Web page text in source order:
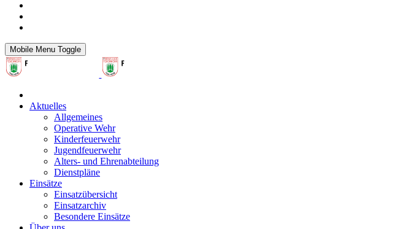
Mobile Menu Toggle
Aktuelles
Allgemeines
Operative Wehr
Kinderfeuerwehr
Jugendfeuerwehr
Alters- und Ehrenabteilung
Dienstpläne
Einsätze
Einsatzübersicht
Einsatzarchiv
Besondere Einsätze